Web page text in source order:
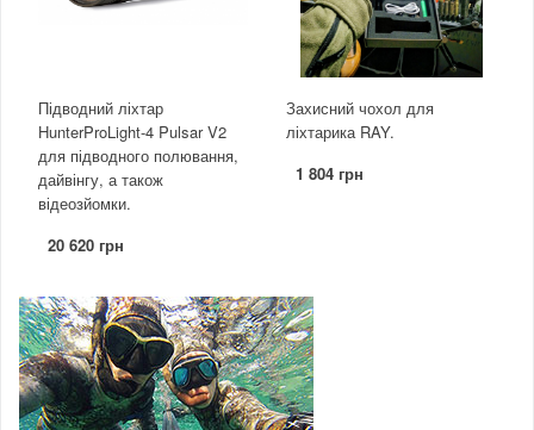
Підводний ліхтар
HunterProLight-4 Pulsar V2
для підводного полювання,
дайвінгу, а також
відеозйомки.
20 620 грн
Захисний чохол для
ліхтарика RAY.
1 804 грн